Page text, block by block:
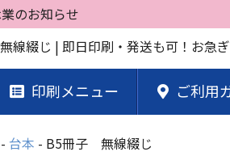
のお知らせ
綴じ | 即日印刷・発送も可！お急
印刷メニュー ご利用
台本 B5冊子 無線綴じ